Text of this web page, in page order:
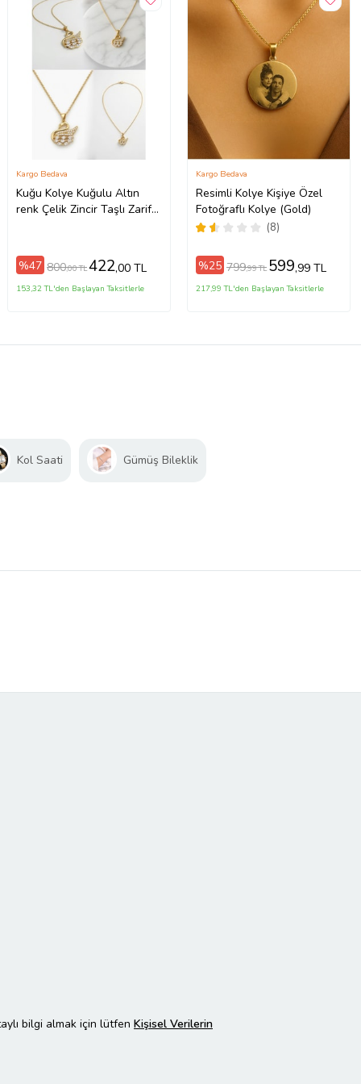
Kuğu Kolye Kuğulu Altın
renk Çelik Zincir Taşlı Zarif
Kargo Bedava
%47 800,00 TL422,00 TL
153,32 TL'den Başlayan Taksitlerle
Resimli Kolye Kişiye Özel
Fotoğraflı Kolye (Gold)
(8)
Kargo Bedava
%25 799,99 TL 599,99 TL
217,99 TL'den Başlayan Taksitlerle
Kol Saati Gümüş Bileklik
bilgi almak için lütfen Kişisel Verilerin